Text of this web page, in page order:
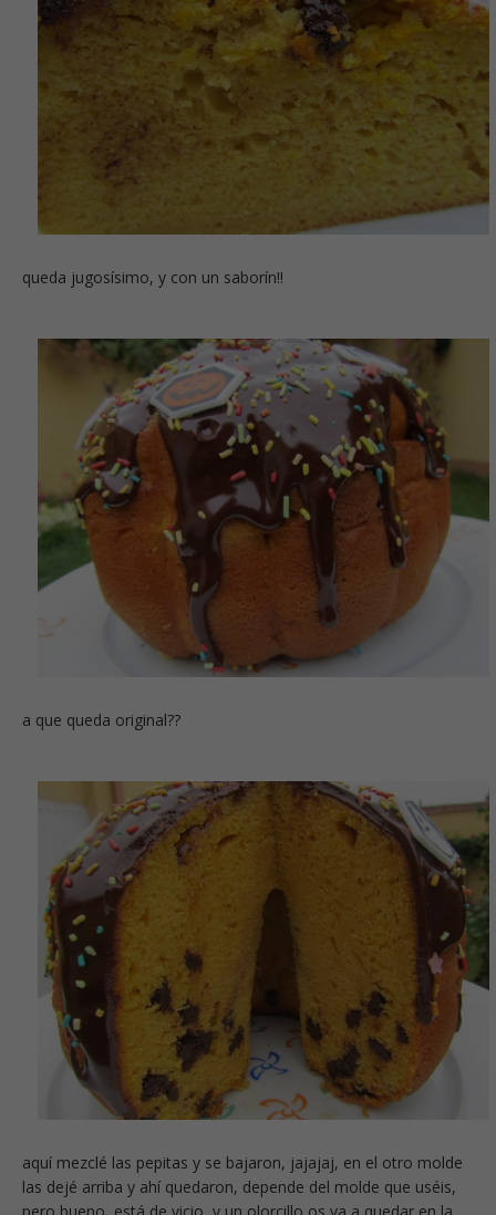
queda jugosísimo, y con un saborín!!
a que queda original??
aquí mezclé las pepitas y se bajaron, jajajaj, en el otro molde
las dejé arriba y ahí quedaron, depende del molde que uséis,